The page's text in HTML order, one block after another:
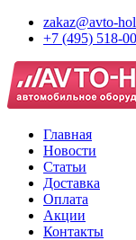
zakaz@avto-
+7 (495) 518-
Главная
Новости
Статьи
Доставка
Оплата
Акции
Контакты